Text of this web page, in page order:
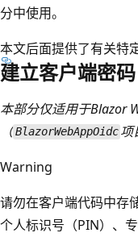
分中使用。
本文后面提供了有关特
建立客户端密码
本部分仅适用于Blazor
（BlazorWebAppOidc 项
Warning
请勿在客户端代码中存
个人标识号（PIN）、